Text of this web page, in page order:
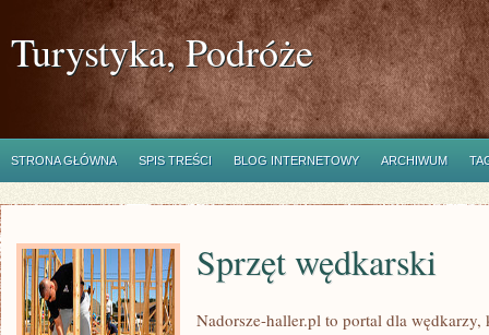
Turystyka, Podróże
STRONA GŁÓWNA SPIS TREŚCI BLOG INTERNETOWY ARCHIWUM
Sprzęt wędkarski
Nadorsze-haller.pl to portal dla wędkarzy,